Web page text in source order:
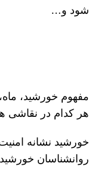
شود و…
مفهوم خورشيد،
هر کدام در نقاشی
خورشيد نشانه
روانشناسان